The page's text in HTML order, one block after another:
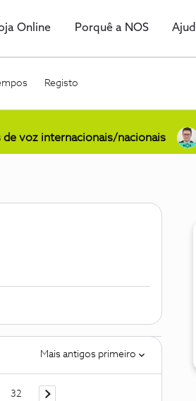
Online Porquê a NOS
Registo
de voz internacionais/nacionais
Mais antigos primeiro
32